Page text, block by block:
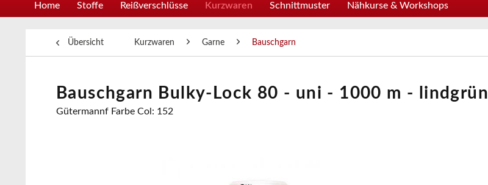
Home Stoffe Reißverschlüsse Kurzwaren Schnittmuster Nähkurse & Workshops
Übersicht Kurzwaren Garne Bauschgarn
Bauschgarn Bulky-Lock 80 - uni - 1000 m - lindgrün
Gütermannf Farbe Col: 152